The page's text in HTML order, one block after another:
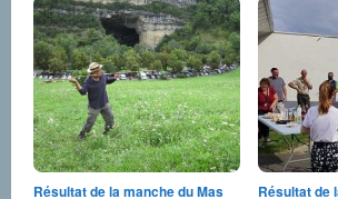
Résultat de la manche du Mas
Résultat de